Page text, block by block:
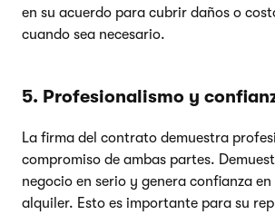
en su acuerdo para cubrir daños o
cuando sea necesario.
5. Profesionalismo y
La firma del contrato demuestra
compromiso de ambas partes.
negocio en serio y genera confianza
alquiler. Esto es importante para su